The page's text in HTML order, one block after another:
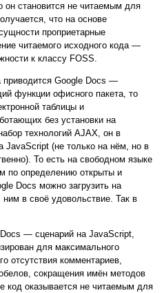
он становится не читаемым для
что на основе
проприетарные
читаемого исходного кода —
к классу FOSS.
приводится Google Docs —
функции офисного пакета, то
таблицы и
без установки на
технологий AJAX, он в
JavaScript (не только на нём, но в
То есть на свободном языке
по определению открыты и
Docs можно загрузить на
в своё удовольствие. Так в
— сценарий на JavaScript,
для максимального
отсутствия комментариев,
сокращения имён методов
код оказывается не читаемым для